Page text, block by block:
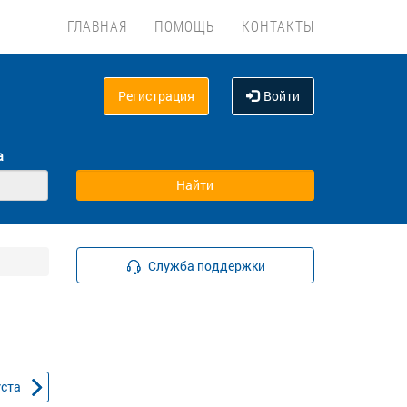
ГЛАВНАЯ ПОМОЩЬ КОНТАКТЫ
Регистрация Войти
Служба поддержки